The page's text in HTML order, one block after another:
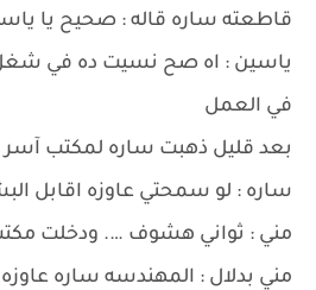
قاطعته ساره قاله : صحيح يا
ياسين : اه صح نسيت ده في شغل
في العمل
بعد قليل ذهبت ساره لمكتب آسر
ساره : لو سمحتي عاوزه اقابل
مني : ثواني هشوف …. ودخلت
مني بدلال : المهندسه ساره